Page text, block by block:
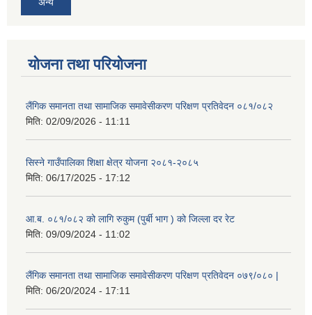
योजना तथा परियोजना
लैंगिक समानता तथा सामाजिक समावेसीकरण परिक्षण प्रतिवेदन ०८१/०८२
मिति: 02/09/2026 - 11:11
सिस्ने गाउँपालिका शिक्षा क्षेत्र योजना २०८१-२०८५
मिति: 06/17/2025 - 17:12
आ.ब. ०८१/०८२ को लागि रुकुम (पुर्बी भाग ) को जिल्ला दर रेट
मिति: 09/09/2024 - 11:02
लैंगिक समानता तथा सामाजिक समावेसीकरण परिक्षण प्रतिवेदन ०७९/०८० |
मिति: 06/20/2024 - 17:11